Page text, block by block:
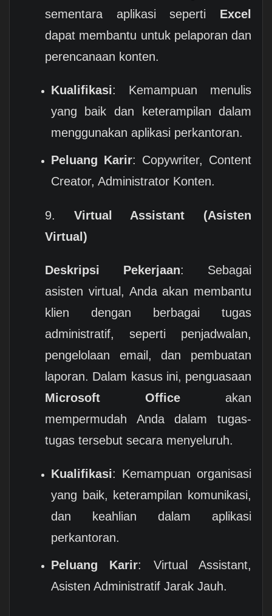
sementara aplikasi seperti Excel
dapat membantu untuk pelaporan dan
perencanaan konten.
Kualifikasi: Kemampuan menulis
yang baik dan keterampilan dalam
menggunakan aplikasi perkantoran.
Peluang Karir: Copywriter, Content
Creator, Administrator Konten.
9. Virtual Assistant (Asisten
Virtual)
Deskripsi Pekerjaan: Sebagai
asisten virtual, Anda akan membantu
klien dengan berbagai tugas
administratif, seperti penjadwalan,
pengelolaan email, dan pembuatan
laporan. Dalam kasus ini, penguasaan
Microsoft Office akan
mempermudah Anda dalam tugas-
tugas tersebut secara menyeluruh.
Kualifikasi: Kemampuan organisasi
yang baik, keterampilan komunikasi,
dan keahlian dalam aplikasi
perkantoran.
Peluang Karir: Virtual Assistant,
Asisten Administratif Jarak Jauh.